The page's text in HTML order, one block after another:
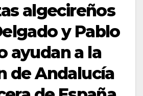
algecireños
y Pablo
ayudan a la
de Andalucía